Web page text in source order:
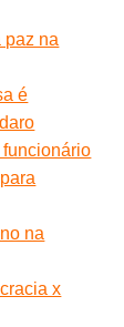
paz na
é
na
x